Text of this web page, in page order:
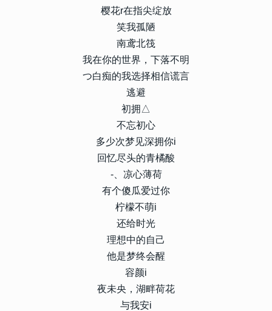
樱花r在指尖绽放
笑我孤陋
南鸢北筏
我在你的世界，下落不明
つ白痴的我选择相信谎言
逃避
初拥△
不忘初心
多少次梦见深拥你i
回忆尽头的青橘酸
-、凉心薄荷
有个傻瓜爱过你
柠檬不萌i
还给时光
理想中的自己
他是梦终会醒
容颜i
夜未央，湖畔荷花
与我安i